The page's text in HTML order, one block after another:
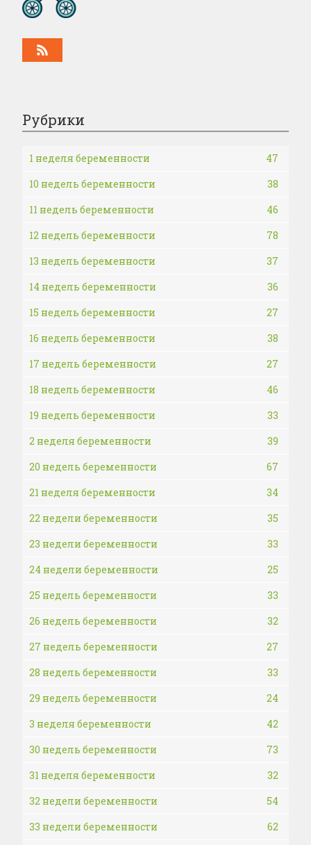
Рубрики
1 неделя беременности
47
10 недель беременности
38
11 недель беременности
46
12 недель беременности
78
13 недель беременности
37
14 недель беременности
36
15 недель беременности
27
16 недель беременности
38
17 недель беременности
27
18 недель беременности
46
19 недель беременности
33
2 неделя беременности
39
20 недель беременности
67
21 неделя беременности
34
22 недели беременности
35
23 недели беременности
33
24 недели беременности
25
25 недель беременности
33
26 недель беременности
32
27 недель беременности
27
28 недель беременности
33
29 недель беременности
24
3 неделя беременности
42
30 недель беременности
73
31 неделя беременности
32
32 недели беременности
54
33 недели беременности
62